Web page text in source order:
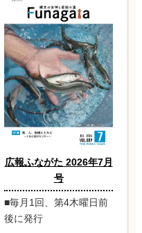
広報ふながた 2026年7月
号
■毎月1回、第4木曜日前
後に発行